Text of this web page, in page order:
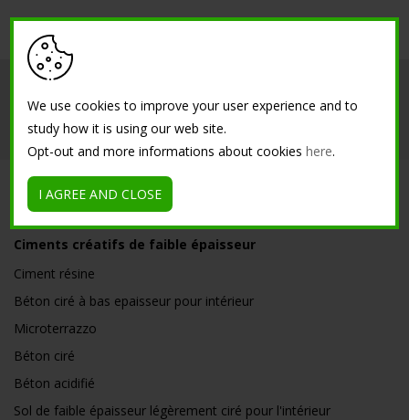
Société
Références Contacts
SOLUTIONS
Ciments créatifs de faible épaisseur
Ciment résine
Béton ciré à bas epaisseur pour intérieur
Microterrazzo
Béton ciré
Béton acidifié
Sol de faible épaisseur légèrement ciré pour l'intérieur
We use cookies to improve your user experience and to
study how it is using our web site.
Opt-out and more informations about cookieshere.
I AGREE AND CLOSE